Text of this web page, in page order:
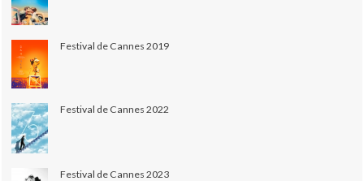
Festival de Cannes 2019
Festival de Cannes 2022
Festival de Cannes 2023